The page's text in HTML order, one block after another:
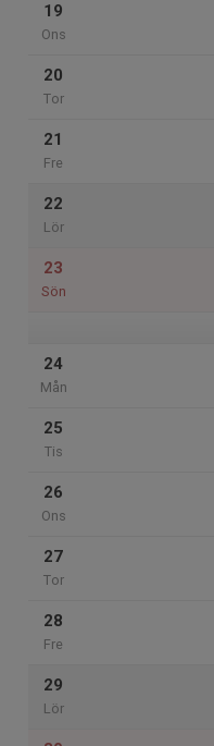
19
Ons
20
Tor
21
Fre
22
Lör
23
Sön
24
Mån
25
Tis
26
Ons
27
Tor
28
Fre
29
Lör